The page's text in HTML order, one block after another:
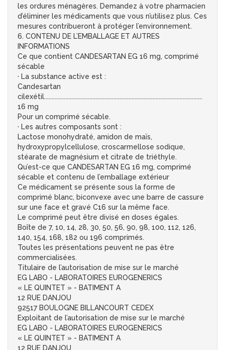
les ordures ménagères. Demandez à votre pharmacien
d’éliminer les médicaments que vous n’utilisez plus. Ces
mesures contribueront à protéger l’environnement.
6. CONTENU DE L’EMBALLAGE ET AUTRES
INFORMATIONS
Ce que contient CANDESARTAN EG 16 mg, comprimé
sécable
· La substance active est :
Candesartan
cilexétil.........................................................................................................
16 mg
Pour un comprimé sécable.
· Les autres composants sont :
Lactose monohydraté, amidon de maïs,
hydroxypropylcellulose, croscarmellose sodique,
stéarate de magnésium et citrate de triéthyle.
Qu’est-ce que CANDESARTAN EG 16 mg, comprimé
sécable et contenu de l’emballage extérieur
Ce médicament se présente sous la forme de
comprimé blanc, biconvexe avec une barre de cassure
sur une face et gravé C16 sur la même face.
Le comprimé peut être divisé en doses égales.
Boîte de 7, 10, 14, 28, 30, 50, 56, 90, 98, 100, 112, 126,
140, 154, 168, 182 ou 196 comprimés.
Toutes les présentations peuvent ne pas être
commercialisées.
Titulaire de l’autorisation de mise sur le marché
EG LABO - LABORATOIRES EUROGENERICS
« LE QUINTET » - BATIMENT A
12 RUE DANJOU
92517 BOULOGNE BILLANCOURT CEDEX
Exploitant de l’autorisation de mise sur le marché
EG LABO - LABORATOIRES EUROGENERICS
« LE QUINTET » - BATIMENT A
12 RUE DANJOU